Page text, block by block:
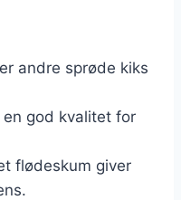
andre sprøde kiks
god kvalitet for
flødeskum giver